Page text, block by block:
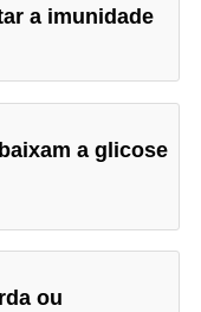
a imunidade
a glicose
ou